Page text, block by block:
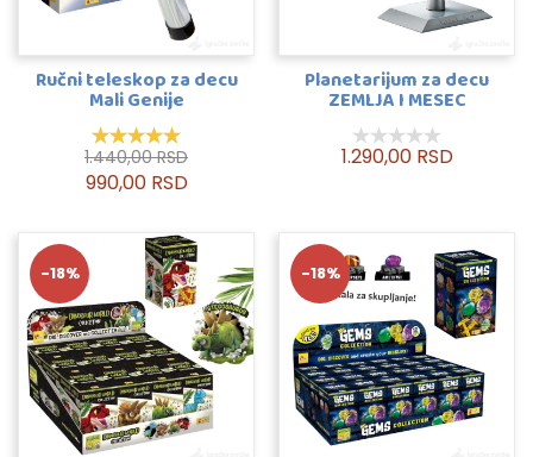
Ručni teleskop za decu
Mali Genije
1.440,00 RSD
990,00 RSD
Planetarijum za decu
ZEMLJA I MESEC
1.290,00 RSD
-18% -18%